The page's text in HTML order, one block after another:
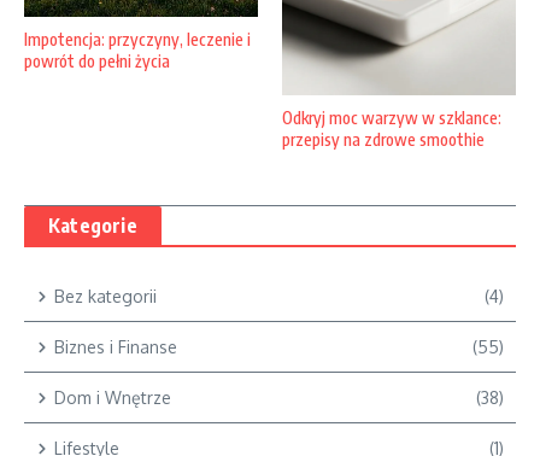
Impotencja: przyczyny, leczenie i
powrót do pełni życia
Odkryj moc warzyw w szklance:
przepisy na zdrowe smoothie
Kategorie
Bez kategorii (4)
Biznes i Finanse (55)
Dom i Wnętrze (38)
Lifestyle (1)